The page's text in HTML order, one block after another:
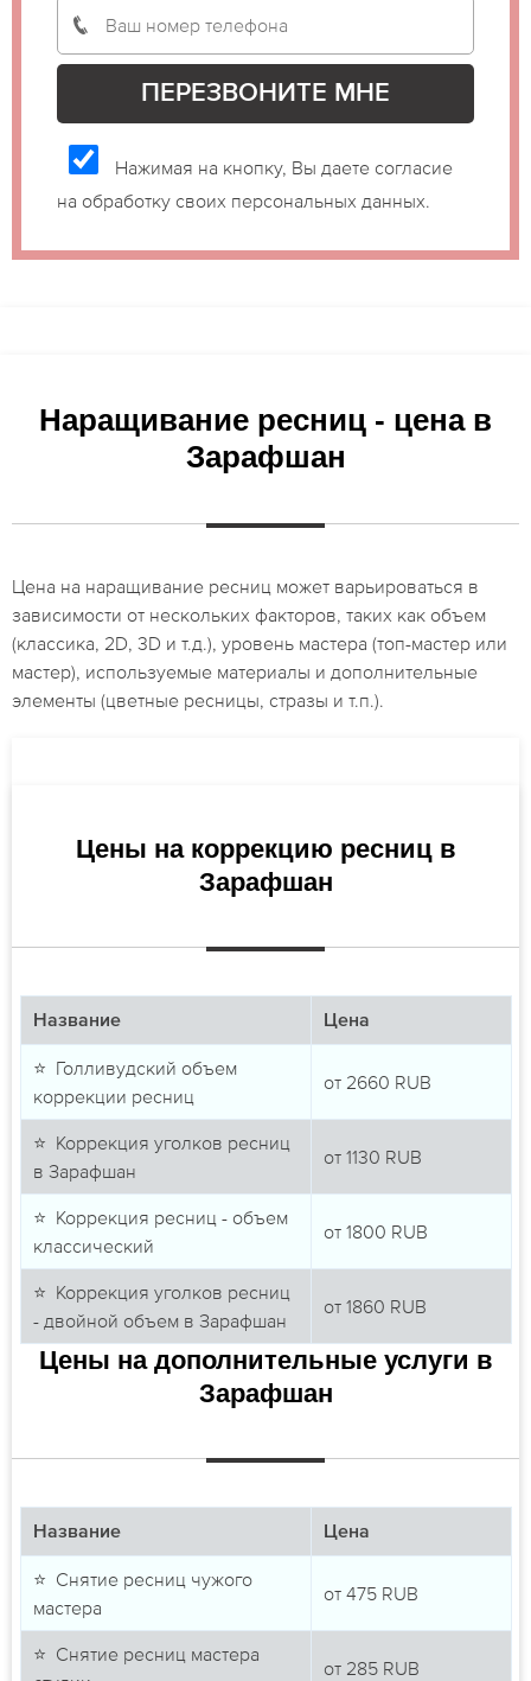
Нажимая на кнопку, Вы даете согласие
на обработку своих персональных данных.
Наращивание ресниц - цена в
Зарафшан
Цена на наращивание ресниц может варьироваться в
зависимости от нескольких факторов, таких как объем
(классика, 2D, 3D и т.д.), уровень мастера (топ-мастер или
мастер), используемые материалы и дополнительные
элементы (цветные ресницы, стразы и т.п.).
Цены на коррекцию ресниц в
Зарафшан
Название Цена
⭐ Голливудский объем
коррекции ресниц
от 2660 RUB
⭐ Коррекция уголков ресниц
в Зарафшан
от 1130 RUB
⭐ Коррекция ресниц - объем
классический
от 1800 RUB
⭐ Коррекция уголков ресниц
- двойной объем в Зарафшан
от 1860 RUB
Цены на дополнительные услуги в
Зарафшан
Название Цена
⭐ Снятие ресниц чужого
мастера
от 475 RUB
⭐ Снятие ресниц мастера
от 285 RUB